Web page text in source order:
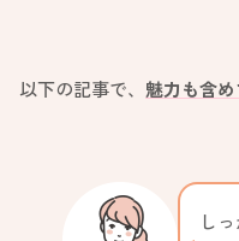
以下の記事で、 魅力も含
し